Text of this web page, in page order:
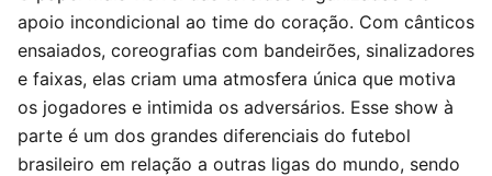
apoio incondicional ao time do coração. Com cânticos
ensaiados, coreografias com bandeirões, sinalizadores
e faixas, elas criam uma atmosfera única que motiva
os jogadores e intimida os adversários. Esse show à
parte é um dos grandes diferenciais do futebol
brasileiro em relação a outras ligas do mundo, sendo